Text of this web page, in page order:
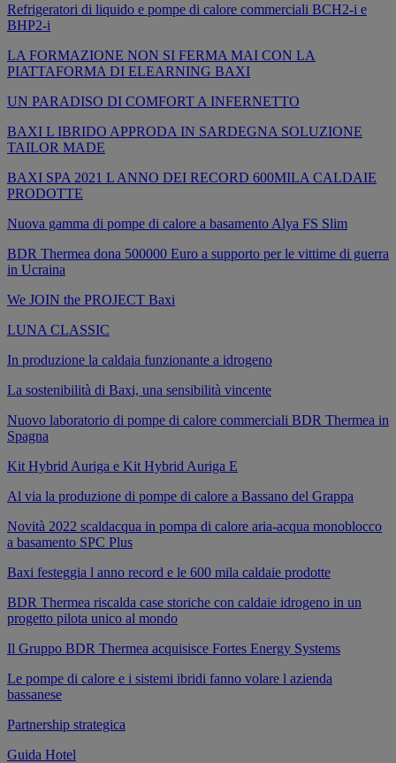
Refrigeratori di liquido e pompe di calore commerciali BCH2-i e
BHP2-i
LA FORMAZIONE NON SI FERMA MAI CON LA
PIATTAFORMA DI ELEARNING BAXI
UN PARADISO DI COMFORT A INFERNETTO
BAXI L IBRIDO APPRODA IN SARDEGNA SOLUZIONE
TAILOR MADE
BAXI SPA 2021 L ANNO DEI RECORD 600MILA CALDAIE
PRODOTTE
Nuova gamma di pompe di calore a basamento Alya FS Slim
BDR Thermea dona 500000 Euro a supporto per le vittime di guerra
in Ucraina
We JOIN the PROJECT Baxi
LUNA CLASSIC
In produzione la caldaia funzionante a idrogeno
La sostenibilità di Baxi, una sensibilità vincente
Nuovo laboratorio di pompe di calore commerciali BDR Thermea in
Spagna
Kit Hybrid Auriga e Kit Hybrid Auriga E
Al via la produzione di pompe di calore a Bassano del Grappa
Novità 2022 scaldacqua in pompa di calore aria-acqua monoblocco
a basamento SPC Plus
Baxi festeggia l anno record e le 600 mila caldaie prodotte
BDR Thermea riscalda case storiche con caldaie idrogeno in un
progetto pilota unico al mondo
Il Gruppo BDR Thermea acquisisce Fortes Energy Systems
Le pompe di calore e i sistemi ibridi fanno volare l azienda
bassanese
Partnership strategica
Guida Hotel